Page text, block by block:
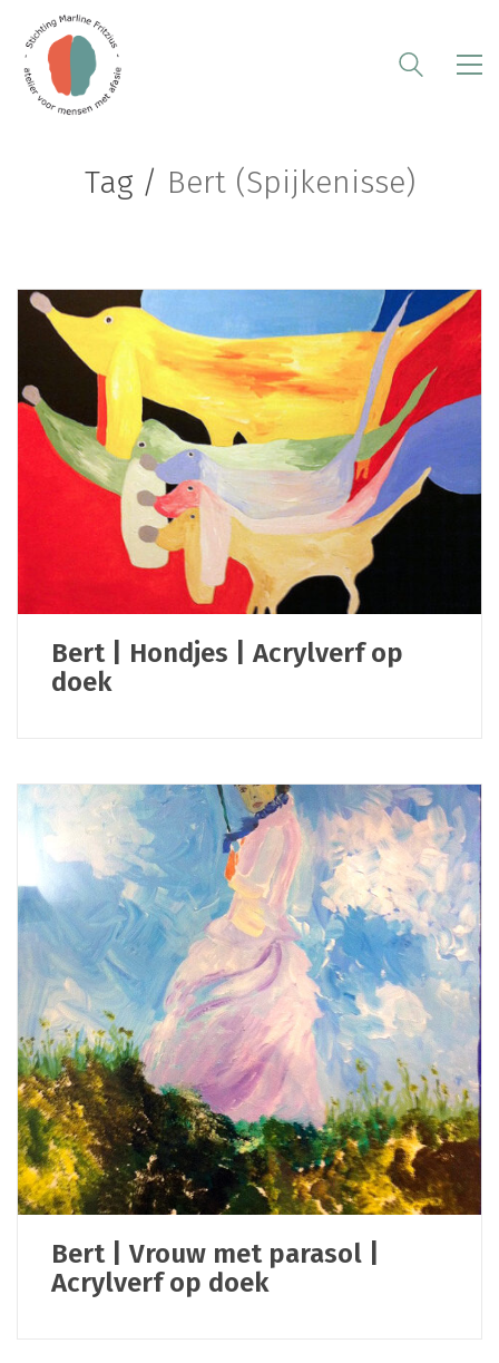
Tag / Bert (Spijkenisse)
Bert | Hondjes | Acrylverf op
doek
Bert | Vrouw met parasol |
Acrylverf op doek